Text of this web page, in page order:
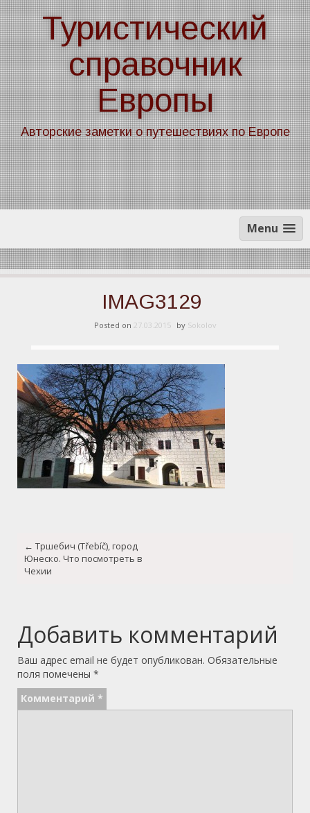
Skip
to
content
Туристический
справочник
Европы
Авторские заметки о путешествиях по Европе
Menu
IMAG3129
Posted on 27.03.2015 by Sokolov
Post
navigation
← Тршебич (Třebíč), город
Юнеско. Что посмотреть в
Чехии
Добавить комментарий
Ваш адрес email не будет опубликован. Обязательные
поля помечены *
Комментарий *